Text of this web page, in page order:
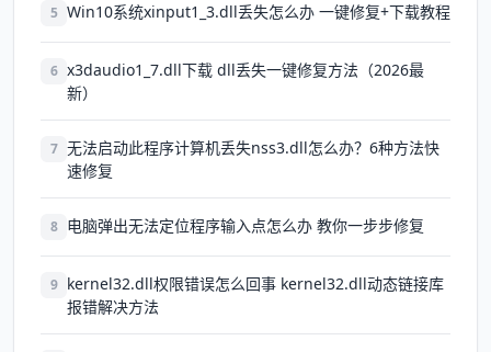
5 Win10系统xinput1_3.dll丢失怎么办 一键修复+下载教程
6 x3daudio1_7.dll下载 dll丢失一键修复方法（2026最
新）
7 无法启动此程序计算机丢失nss3.dll怎么办？6种方法快
速修复
8 电脑弹出无法定位程序输入点怎么办 教你一步步修复
9 kernel32.dll权限错误怎么回事 kernel32.dll动态链接库
报错解决方法